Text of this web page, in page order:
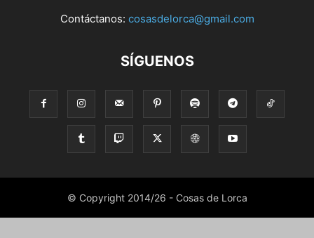
Contáctanos: cosasdelorca@gmail.com
SÍGUENOS
© Copyright 2014/26 - Cosas de Lorca